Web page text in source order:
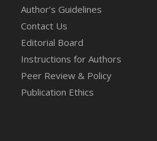
Author’s Guidelines
Contact Us
Editorial Board
Instructions for Authors
Peer Review & Policy
Publication Ethics